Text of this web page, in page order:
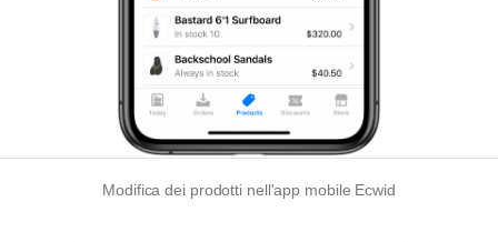
Modifica dei prodotti nell'app mobile Ecwid